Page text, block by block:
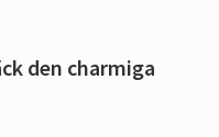
den charmiga